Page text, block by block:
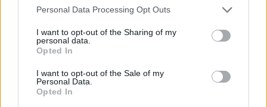
Personal Data Processing Opt Outs
I want to opt-out of the Sharing of my
personal data.
Opted In
I want to opt-out of the Sale of my
Personal Data.
Opted In
αεροπλανοφόρων» της
επανδρωμένα